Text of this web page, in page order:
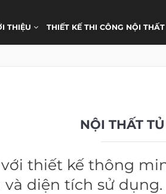
THIỆU THIẾT KẾ THI CÔNG NỘI THẤT
NỘI THẤT
thiết kế thông
diện tích sử dụng.